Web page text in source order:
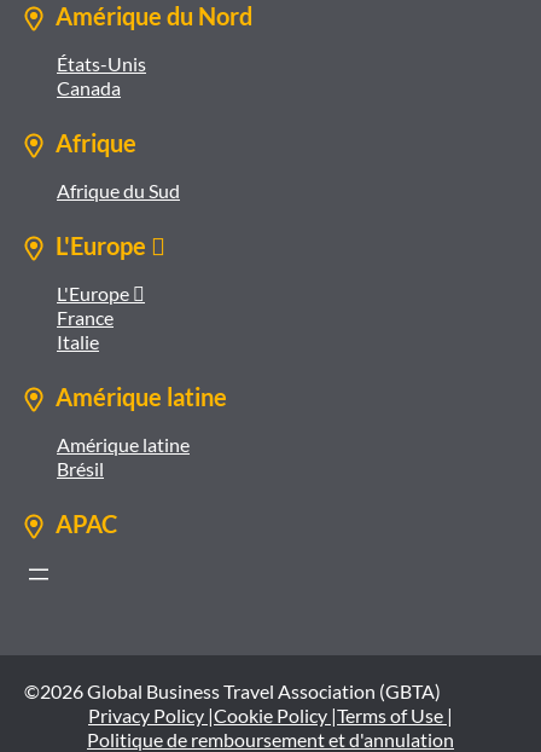
Amérique du Nord
États-Unis
Canada
Afrique
Afrique du Sud
L'Europe 
L'Europe 
France
Italie
Amérique latine
Amérique latine
Brésil
APAC
©2026 Global Business Travel Association (GBTA)
Privacy Policy |Cookie Policy |Terms of Use |
Politique de remboursement et d'annulation